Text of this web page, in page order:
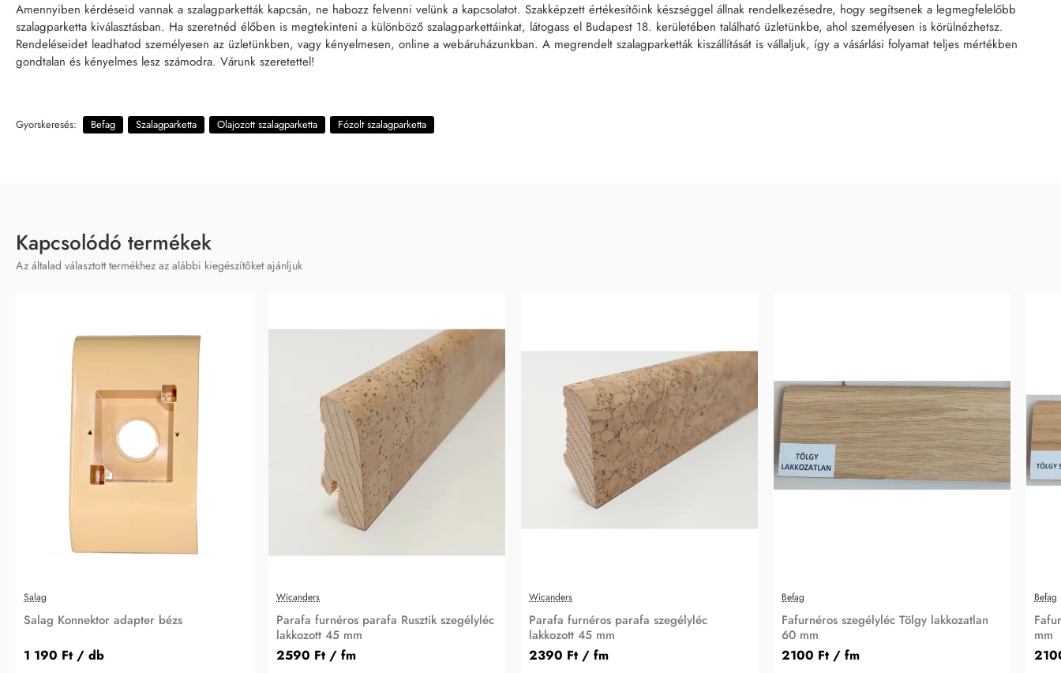
Amennyiben kérdéseid vannak a szalagparketták kapcsán, ne habozz felvenni velünk a kapcsolatot. Szakképzett értékesítőink készséggel állnak rendelkezésedre, hogy segítsenek a legmegfelelőbb
szalagparketta kiválasztásban. Ha szeretnéd élőben is megtekinteni a különböző szalagparkettáinkat, látogass el Budapest 18. kerületében található üzletünkbe, ahol személyesen is körülnézhetsz.
Rendeléseidet leadhatod személyesen az üzletünkben, vagy kényelmesen, online a webáruházunkban. A megrendelt szalagparketták kiszállítását is vállaljuk, így a vásárlási folyamat teljes mértékben
gondtalan és kényelmes lesz számodra. Várunk szeretettel!
Gyorskeresés: Befag Szalagparketta Olajozott szalagparketta Fózolt szalagparketta
Kapcsolódó termékek
Az általad választott termékhez az alábbi kiegészítőket ajánljuk
Salag
Salag Konnektor adapter bézs
1 190 Ft / db
Wicanders
Parafa furnéros parafa Rusztik szegélyléc
lakkozott 45 mm
2590 Ft / fm
Wicanders
Parafa furnéros parafa szegélyléc
lakkozott 45 mm
2390 Ft / fm
Befag
Fafurnéros szegélyléc Tölgy lakkozatlan
60 mm
2100 Ft / fm
Befag
mm